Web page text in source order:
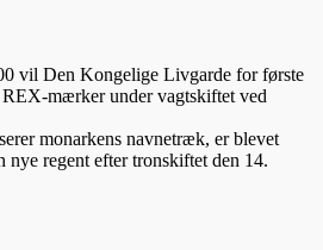
vil Den Kongelige Livgarde for første
mærker under vagtskiftet ved
monarkens navnetræk, er blevet
nye regent efter tronskiftet den 14.